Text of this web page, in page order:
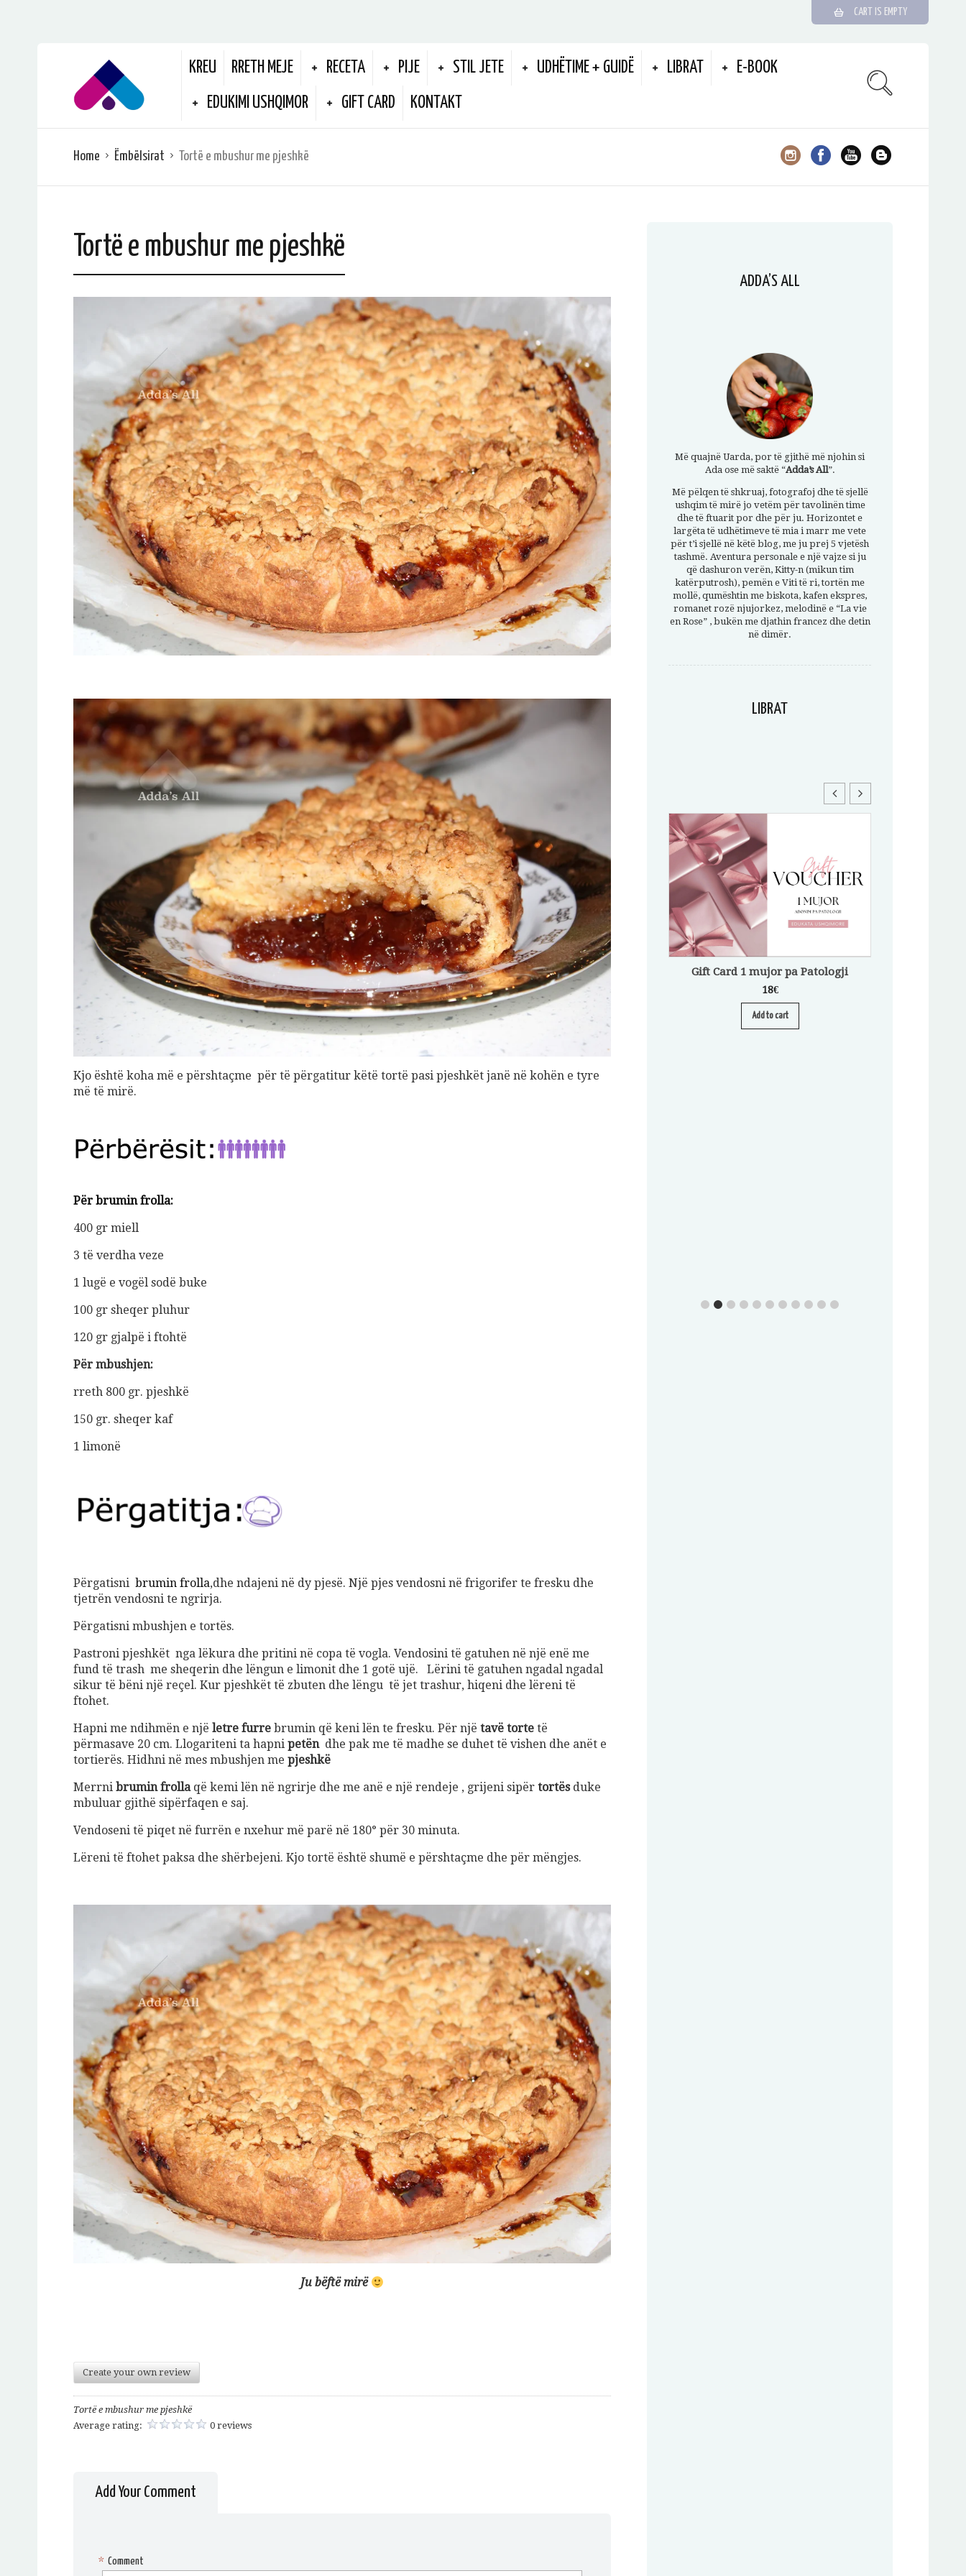
CART IS EMPTY
KREU RRETH MEJE RECETA PIJE STIL JETE UDHËTIME + GUIDË LIBRAT E-BOOK
EDUKIMI USHQIMOR GIFT CARD KONTAKT
Home Ëmbëlsirat Tortë e mbushur me pjeshkë
Tortë e mbushur me pjeshkë
Kjo është koha më e përshtaçme për të përgatitur këtë tortë pasi pjeshkët janë në kohën e tyre
më të mirë.
Për brumin frolla:
400 gr miell
3 të verdha veze
1 lugë e vogël sodë buke
100 gr sheqer pluhur
120 gr gjalpë i ftohtë
Për mbushjen:
rreth 800 gr. pjeshkë
150 gr. sheqer kaf
1 limonë
Përgatisni brumin frolla,dhe ndajeni në dy pjesë. Një pjes vendosni në frigorifer te fresku dhe
tjetrën vendosni te ngrirja.
Përgatisni mbushjen e tortës.
Pastroni pjeshkët nga lëkura dhe pritini në copa të vogla. Vendosini të gatuhen në një enë me
fund të trash me sheqerin dhe lëngun e limonit dhe 1 gotë ujë. Lërini të gatuhen ngadal ngadal
sikur të bëni një reçel. Kur pjeshkët të zbuten dhe lëngu të jet trashur, hiqeni dhe lëreni të
ftohet.
Hapni me ndihmën e një letre furre brumin që keni lën te fresku. Për një tavë torte të
përmasave 20 cm. Llogariteni ta hapni petën dhe pak me të madhe se duhet të vishen dhe anët e
tortierës. Hidhni në mes mbushjen me pjeshkë
Merrni brumin frollaqë kemi lën në ngrirje dhe me anë e një rendeje , grijeni sipër tortësduke
mbuluar gjithë sipërfaqen e saj.
Vendoseni të piqet në furrën e nxehur më parë në 180° për 30 minuta.
Lëreni të ftohet paksa dhe shërbejeni. Kjo tortë është shumë e përshtaçme dhe për mëngjes.
Ju bëftë mirë
Create your own review
Tortë e mbushur me pjeshkë
Average rating:
0 reviews
Add Your Comment
Comment
*
ADDA’S ALL
Më quajnë Uarda, por të gjithë më njohin si
Ada ose më saktë “Adda’s All”.
Më pëlqen të shkruaj, fotografoj dhe të sjellë
ushqim të mirë jo vetëm për tavolinën time
dhe të ftuarit por dhe për ju. Horizontet e
largëta të udhëtimeve të mia i marr me vete
për t’i sjellë në këtë blog, me ju prej 5 vjetësh
tashmë. Aventura personale e një vajze si ju
që dashuron verën, Kitty-n (mikun tim
katërputrosh), pemën e Viti të ri, tortën me
mollë, qumështin me biskota, kafen ekspres,
romanet rozë njujorkez, melodinë e “La vie
en Rose” , bukën me djathin francez dhe detin
në dimër.
LIBRAT
Gift Card 3 mujore per Patologji
70€
Add to cart
Gift Card 1 mujor pa Patologji
Add to cart